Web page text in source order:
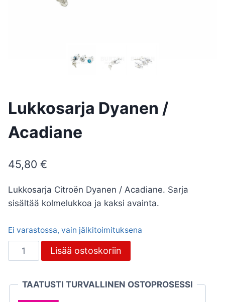
Lukkosarja Dyanen /
Acadiane
45,80 €
Lukkosarja Citroën Dyanen / Acadiane. Sarja
sisältää kolmelukkoa ja kaksi avainta.
Ei varastossa, vain jälkitoimituksena
Lukkosarja
Dyanen
Acadiane
Lisää ostoskoriin
TAATUSTI TURVALLINEN OSTOPROSESSI